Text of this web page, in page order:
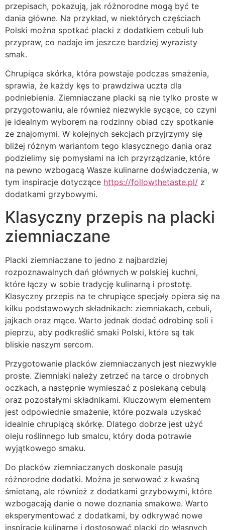
przepisach, pokazują, jak różnorodne mogą być te
dania główne. Na przykład, w niektórych częściach
Polski można spotkać placki z dodatkiem cebuli lub
przypraw, co nadaje im jeszcze bardziej wyrazisty
smak.
Chrupiąca skórka, która powstaje podczas smażenia,
sprawia, że każdy kęs to prawdziwa uczta dla
podniebienia. Ziemniaczane placki są nie tylko proste w
przygotowaniu, ale również niezwykle sycące, co czyni
je idealnym wyborem na rodzinny obiad czy spotkanie
ze znajomymi. W kolejnych sekcjach przyjrzymy się
bliżej różnym wariantom tego klasycznego dania oraz
podzielimy się pomysłami na ich przyrządzanie, które
na pewno wzbogacą Wasze kulinarne doświadczenia, w
tym inspiracje dotyczące https://followthetaste.pl/ z
dodatkami grzybowymi.
Klasyczny przepis na placki
ziemniaczane
Placki ziemniaczane to jedno z najbardziej
rozpoznawalnych dań głównych w polskiej kuchni,
które łączy w sobie tradycję kulinarną i prostotę.
Klasyczny przepis na te chrupiące specjały opiera się na
kilku podstawowych składnikach: ziemniakach, cebuli,
jajkach oraz mące. Warto jednak dodać odrobinę soli i
pieprzu, aby podkreślić smaki Polski, które są tak
bliskie naszym sercom.
Przygotowanie placków ziemniaczanych jest niezwykle
proste. Ziemniaki należy zetrzeć na tarce o drobnych
oczkach, a następnie wymieszać z posiekaną cebulą
oraz pozostałymi składnikami. Kluczowym elementem
jest odpowiednie smażenie, które pozwala uzyskać
idealnie chrupiącą skórkę. Dlatego dobrze jest użyć
oleju roślinnego lub smalcu, który doda potrawie
wyjątkowego smaku.
Do placków ziemniaczanych doskonale pasują
różnorodne dodatki. Można je serwować z kwaśną
śmietaną, ale również z dodatkami grzybowymi, które
wzbogacają danie o nowe doznania smakowe. Warto
eksperymentować z dodatkami, by odkrywać nowe
inspiracje kulinarne i dostosować placki do własnych